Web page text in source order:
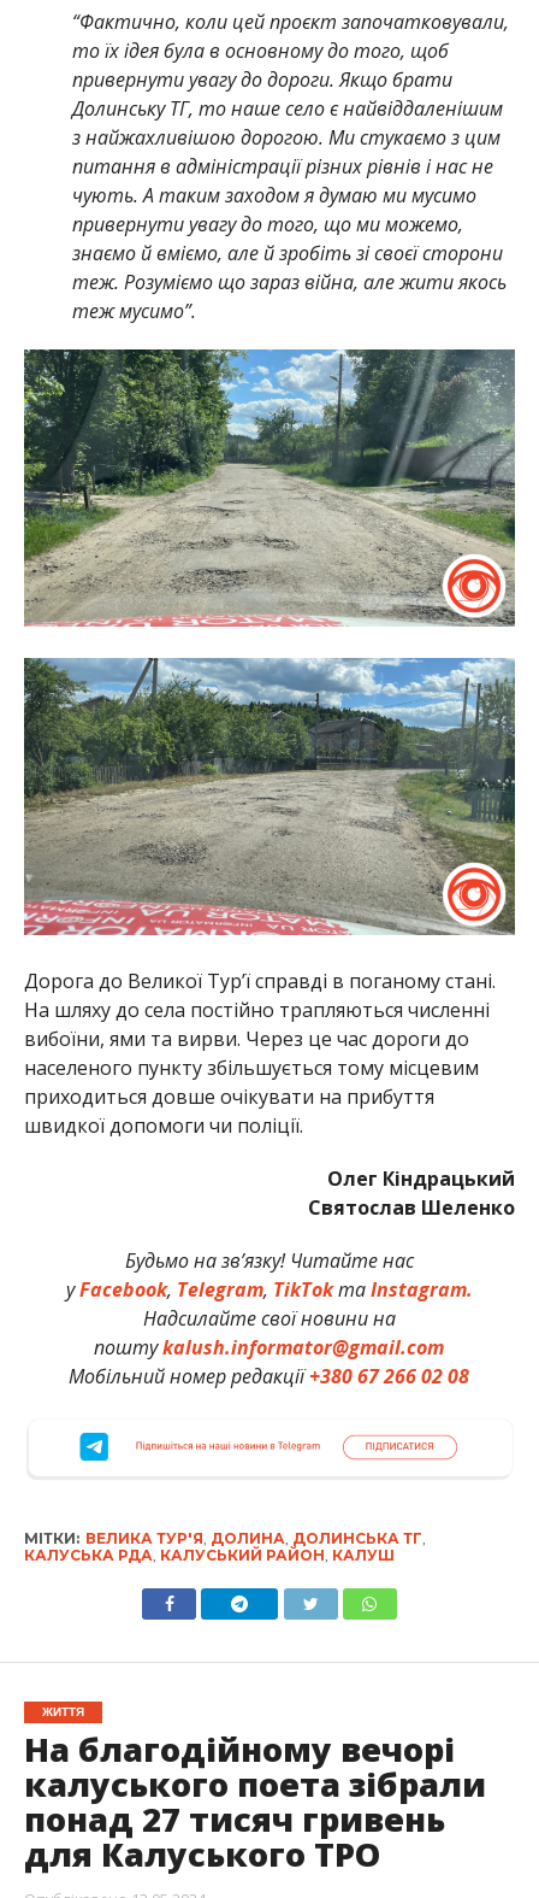
“Фактично, коли цей проєкт започатковували,
то їх ідея була в основному до того, щоб
привернути увагу до дороги. Якщо брати
Долинську ТГ, то наше село є найвіддаленішим
з найжахливішою дорогою. Ми стукаємо з цим
питання в адміністрації різних рівнів і нас не
чують. А таким заходом я думаю ми мусимо
привернути увагу до того, що ми можемо,
знаємо й вміємо, але й зробіть зі своєї сторони
теж. Розуміємо що зараз війна, але жити якось
теж мусимо”.
Дорога до Великої Тур’ї справді в поганому стані.
На шляху до села постійно трапляються численні
вибоїни, ями та вирви. Через це час дороги до
населеного пункту збільшується тому місцевим
приходиться довше очікувати на прибуття
швидкої допомоги чи поліції.
Олег Кіндрацький
Святослав Шеленко
Будьмо на зв’язку! Читайте нас
уFacebook, Telegram, TikTokтаInstagram.
Надсилайте свої новини на
поштуkalush.informator@gmail.com
Мобільний номер редакції+380 67 266 02 08
МІТКИ: ВЕЛИКА ТУР'Я, ДОЛИНА, ДОЛИНСЬКА ТГ,
КАЛУСЬКА РДА, КАЛУСЬКИЙ РАЙОН, КАЛУШ
ЖИТТЯ
На благодійному вечорі
калуського поета зібрали
понад 27 тисяч гривень
для Калуського ТРО